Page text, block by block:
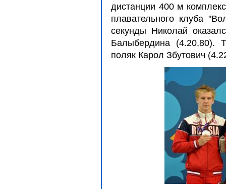
дистанции 400 м
плавательного клуба
секунды Николай
Балыбердина (4.20,80).
поляк Карол Збутович